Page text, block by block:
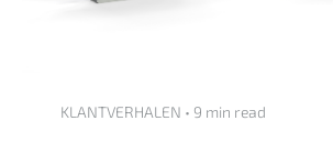
KLANTVERHALEN • 9 min read